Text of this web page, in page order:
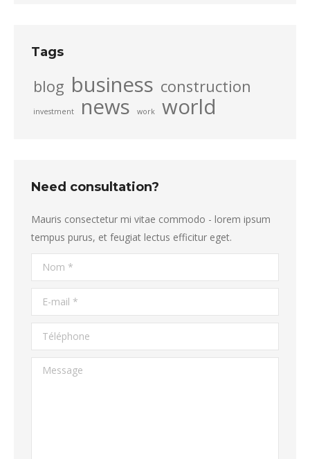
Tags
blog business construction
investment news work world
Need consultation?
Mauris consectetur mi vitae commodo - lorem ipsum
tempus purus, et feugiat lectus efficitur eget.
Nom *
E-mail *
Téléphone
Message